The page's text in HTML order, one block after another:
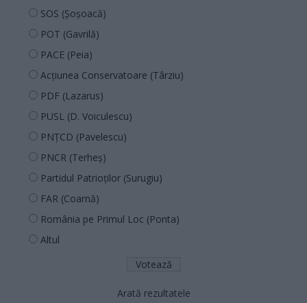
SOS (Șoșoacă)
POT (Gavrilă)
PACE (Peia)
Acțiunea Conservatoare (Târziu)
PDF (Lazarus)
PUSL (D. Voiculescu)
PNȚCD (Pavelescu)
PNCR (Terheș)
Partidul Patrioților (Surugiu)
FAR (Coarnă)
România pe Primul Loc (Ponta)
Altul
Arată rezultatele